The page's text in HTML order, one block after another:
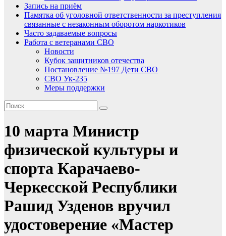
Запись на приём
Памятка об уголовной ответственности за преступления
связанные с незаконным оборотом наркотиков
Часто задаваемые вопросы
Работа с ветеранами СВО
Новости
Кубок защитников отечества
Постановление №197 Дети СВО
СВО Ук-235
Меры поддержки
10 марта Министр
физической культуры и
спорта Карачаево-
Черкесской Республики
Рашид Узденов вручил
удостоверение «Мастер